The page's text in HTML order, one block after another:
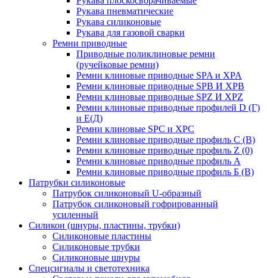
Рукава пневматические
Рукава силиконовые
Рукава для газовой сварки
Ремни приводные
Приводные поликлиновые ремни
(ручейковые ремни)
Ремни клиновые приводные SPA и XPA
Ремни клиновые приводные SPB И XPB
Ремни клиновые приводные SPZ И XPZ
Ремни клиновые приводные профилей D (Г)
и Е(Д)
Ремни клиновые SPC и XPC
Ремни клиновые приводные профиль C (В)
Ремни клиновые приводные профиль Z (0)
Ремни клиновые приводные профиль А
Ремни клиновые приводные профиль Б (B)
Патрубки силиконовые
Патрубок силиконовый U-образный
Патрубок силиконовый гофрированный
усиленный
Силикон (шнуры, пластины, трубки)
Силиконовые пластины
Силиконовые трубки
Силиконовые шнуры
Спецсигналы и светотехника